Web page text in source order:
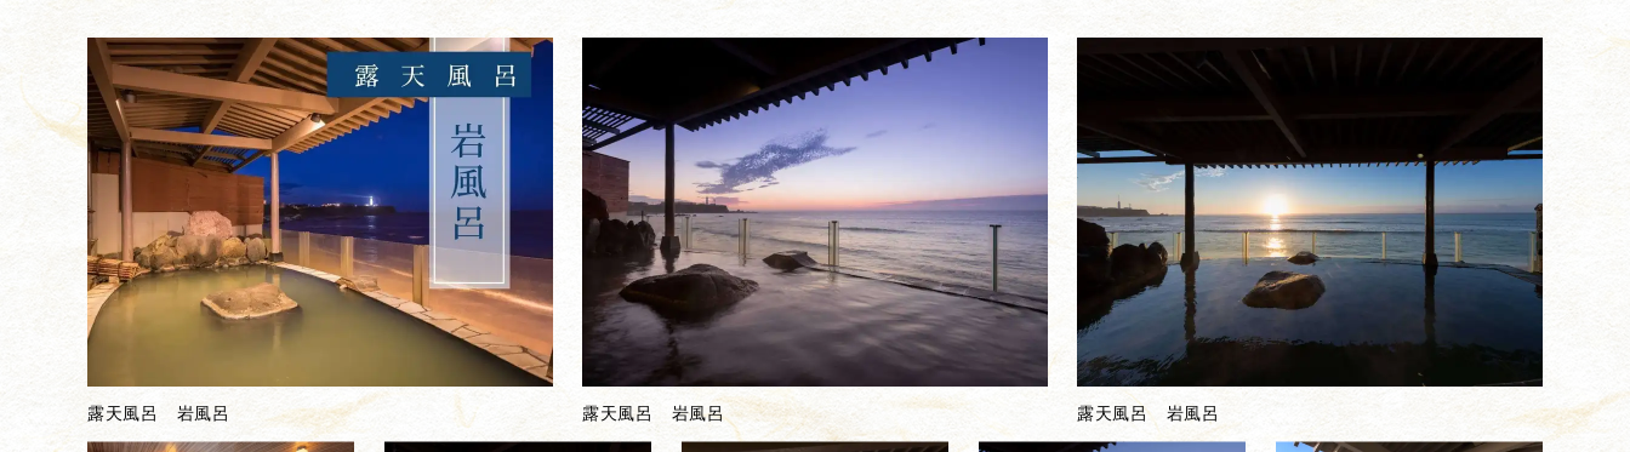
露天風呂 岩風呂 露天風呂 岩風呂 露天風呂 岩風呂